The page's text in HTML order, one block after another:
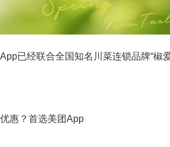
已经联合全国知名川菜连锁品牌“椒爱
？首选美团App